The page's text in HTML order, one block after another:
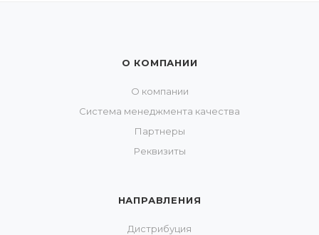
О КОМПАНИИ
О компании
Система менеджмента качества
Партнеры
Реквизиты
НАПРАВЛЕНИЯ
Дистрибуция